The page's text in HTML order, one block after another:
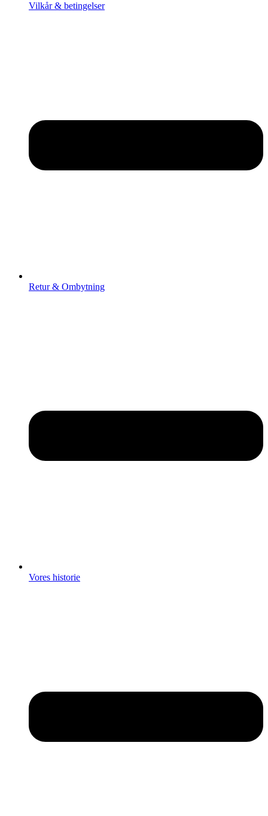
Vilkår & betingelser
Retur & Ombytning
Vores historie